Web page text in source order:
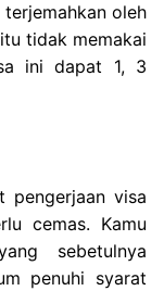
oleh
tidak memakai
ini dapat 1, 3
pengerjaan visa
cemas. Kamu
sebetulnya
penuhi syarat